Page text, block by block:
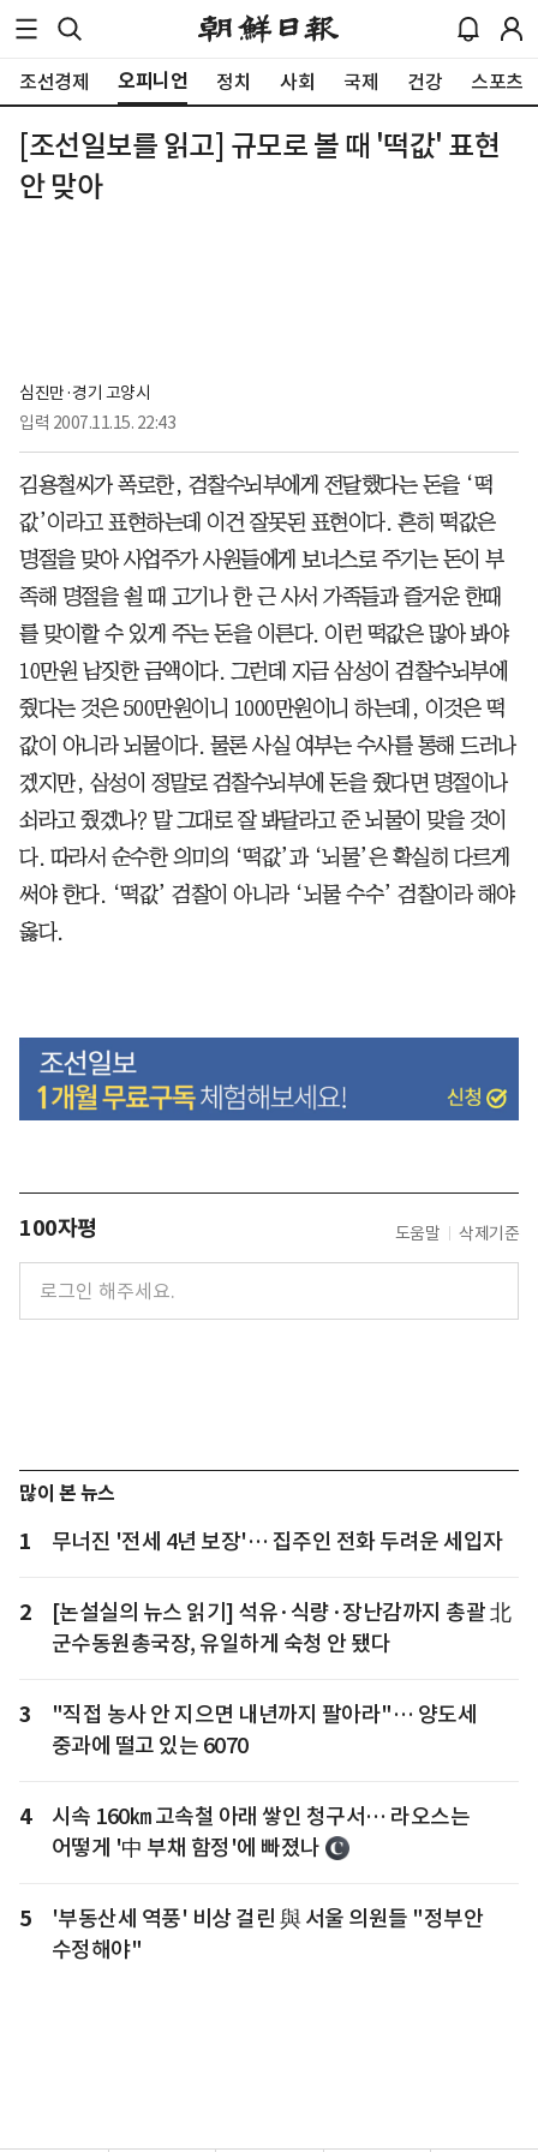
조선경제 오피니언 정치 사회 국제 건강 스포츠
[조선일보를 읽고] 규모로 볼 때 '떡값' 표현
안 맞아
심진만·경기 고양시
입력 2007.11.15. 22:43
김용철씨가 폭로한, 검찰수뇌부에게 전달했다는 돈을 ‘떡
값’이라고 표현하는데 이건 잘못된 표현이다. 흔히 떡값은
명절을 맞아 사업주가 사원들에게 보너스로 주기는 돈이 부
족해 명절을 쇨 때 고기나 한 근 사서 가족들과 즐거운 한때
를 맞이할 수 있게 주는 돈을 이른다. 이런 떡값은 많아 봐야
10만원 남짓한 금액이다. 그런데 지금 삼성이 검찰수뇌부에
줬다는 것은 500만원이니 1000만원이니 하는데, 이것은 떡
값이 아니라 뇌물이다. 물론 사실 여부는 수사를 통해 드러나
겠지만, 삼성이 정말로 검찰수뇌부에 돈을 줬다면 명절이나
쇠라고 줬겠나? 말 그대로 잘 봐달라고 준 뇌물이 맞을 것이
다. 따라서 순수한 의미의 ‘떡값’과 ‘뇌물’은 확실히 다르게
써야 한다. ‘떡값’ 검찰이 아니라 ‘뇌물 수수’ 검찰이라 해야
옳다.
100자평 도움말 삭제기준
많이 본 뉴스
1 무너진 '전세 4년 보장'… 집주인 전화 두려운 세입자
2
[논설실의 뉴스 읽기] 석유·식량·장난감까지 총괄 北
군수동원총국장, 유일하게 숙청 안 됐다
3
"직접 농사 안 지으면 내년까지 팔아라"… 양도세
중과에 떨고 있는 6070
4
시속 160㎞ 고속철 아래 쌓인 청구서… 라오스는
어떻게 '中 부채 함정'에 빠졌나
5
'부동산세 역풍' 비상 걸린 與 서울 의원들 "정부안
수정해야"